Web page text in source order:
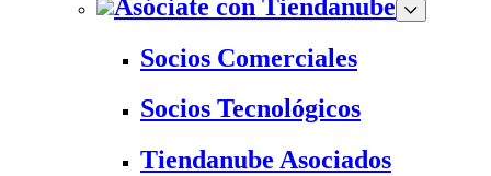
Asóciate con Tiendanube
Socios Comerciales
Socios Tecnológicos
Tiendanube Asociados